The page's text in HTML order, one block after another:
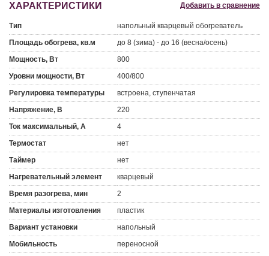
ХАРАКТЕРИСТИКИ Добавить в сравнение
Тип
напольный кварцевый обогреватель
Площадь обогрева, кв.м
до 8 (зима) - до 16 (весна/осень)
Мощность, Вт
800
Уровни мощности, Вт
400/800
Регулировка температуры
встроена, ступенчатая
Напряжение, В
220
Ток максимальный, А
4
Термостат
нет
Таймер
нет
Нагревательный элемент
кварцевый
Время разогрева, мин
2
Материалы изготовления
пластик
Вариант установки
напольный
Мобильность
переносной